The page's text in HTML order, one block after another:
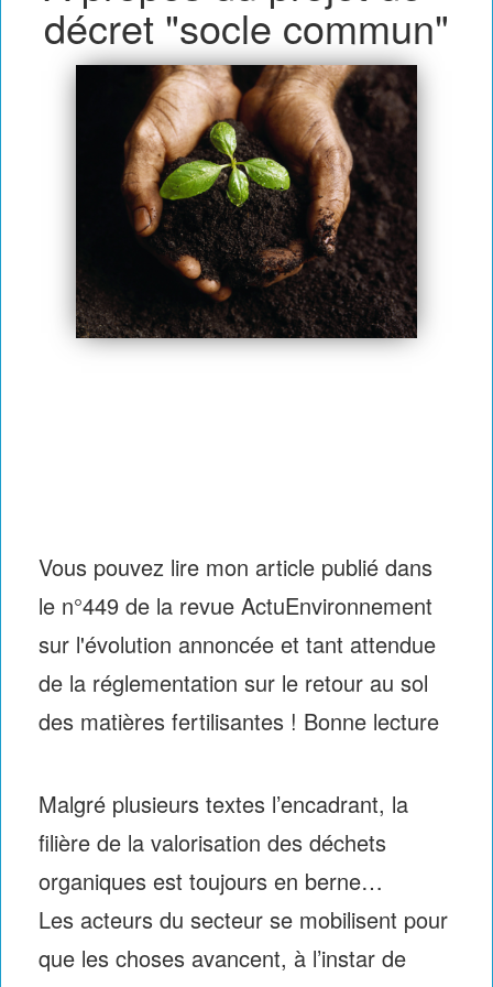
décret "socle commun"
Vous pouvez lire mon article publié dans
le n°449 de la revue ActuEnvironnement
sur l'évolution annoncée et tant attendue
de la réglementation sur le retour au sol
des matières fertilisantes ! Bonne lecture
Malgré plusieurs textes l’encadrant, la
filière de la valorisation des déchets
organiques est toujours en berne…
Les acteurs du secteur se mobilisent pour
que les choses avancent, à l’instar de